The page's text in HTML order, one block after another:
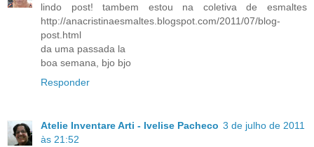
lindo post! tambem estou na coletiva de esmaltes
http://anacristinaesmaltes.blogspot.com/2011/07/blog-
post.html
da uma passada la
boa semana, bjo bjo
Responder
Atelie Inventare Arti - Ivelise Pacheco 3 de julho de 2011
às 21:52